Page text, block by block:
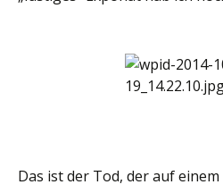
Das ist der Tod, der auf